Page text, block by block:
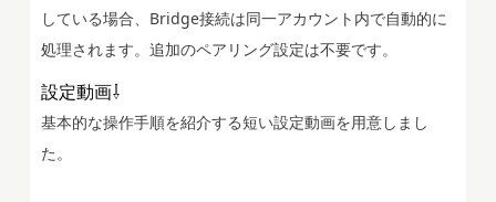
している場合、Bridge接続は同一アカウント内で自動的に
処理されます。追加のペアリング設定は不要です。
設定動画⇩
基本的な操作手順を紹介する短い設定動画を用意しまし
た。